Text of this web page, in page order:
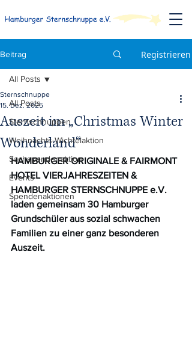
Beitrag Registrieren
All Posts
Sternschnuppen
Weihnachts-Wichtelaktion
Sachspendenaktion
Events
Spendenaktionen
All Posts
Auszeit im „Christmas Winter
Wonderland“
Sternschnuppe
15. Dez. 2025
HAMBURGER ORIGINALE & FAIRMONT
HOTEL VIERJAHRESZEITEN &
HAMBURGER STERNSCHNUPPE e.V.
laden gemeinsam 30 Hamburger
Grundschüler aus sozial schwachen
Familien zu einer ganz besonderen
Auszeit.